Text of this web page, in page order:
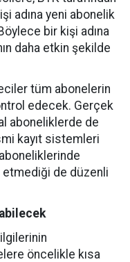
adına yeni abonelik
bir kişi adına
daha etkin şekilde
tüm abonelerin
edecek. Gerçek
aboneliklerde de
kayıt sistemleri
etmediği de düzenli
öncelikle kısa